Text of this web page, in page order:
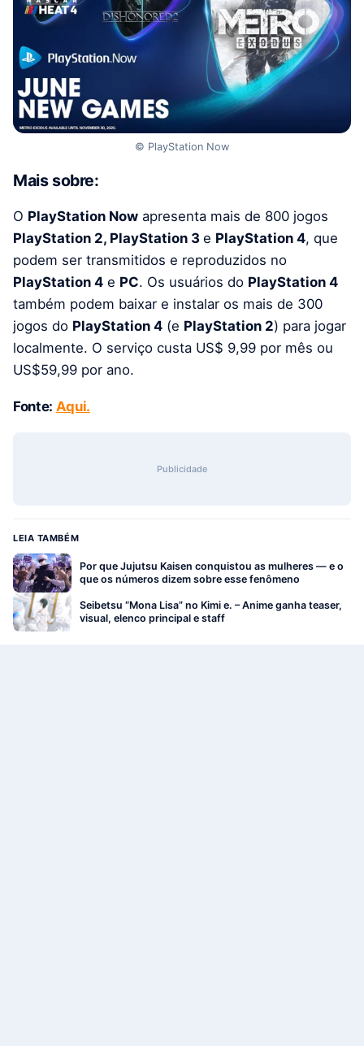
© PlayStation Now
Mais sobre:
O PlayStation Now apresenta mais de 800 jogos
PlayStation 2, PlayStation 3 e PlayStation 4, que
podem ser transmitidos e reproduzidos no
PlayStation 4 e PC. Os usuários do PlayStation 4
também podem baixar e instalar os mais de 300
jogos do PlayStation 4 (e PlayStation 2) para jogar
localmente. O serviço custa US$ 9,99 por mês ou
US$59,99 por ano.
Fonte: Aqui.
Publicidade
LEIA TAMBÉM
Por que Jujutsu Kaisen conquistou as mulheres — e o
que os números dizem sobre esse fenômeno
Seibetsu “Mona Lisa” no Kimi e. – Anime ganha teaser,
visual, elenco principal e staff